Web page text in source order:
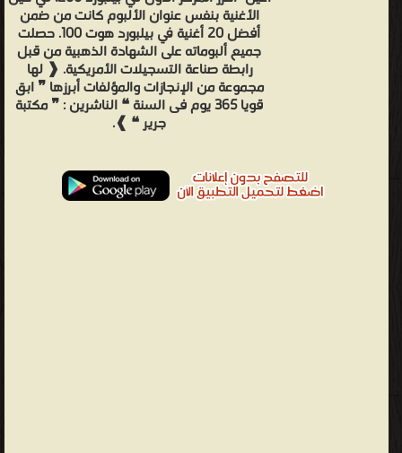
الأغنية بنفس عنوان الألبوم كانت من ضمن
أفضل 20 أغنية في بيلبورد هوت 100. حصلت
جميع ألبوماته على الشهادة الذهبية من قبل
رابطة صناعة التسجيلات الأمريكية. ❰ لها
مجموعة من الإنجازات والمؤلفات أبرزها ❞ ابق
قويا 365 يوم فى السنة ❝ الناشرين : ❞ مكتبة
جرير ❝ ❱.